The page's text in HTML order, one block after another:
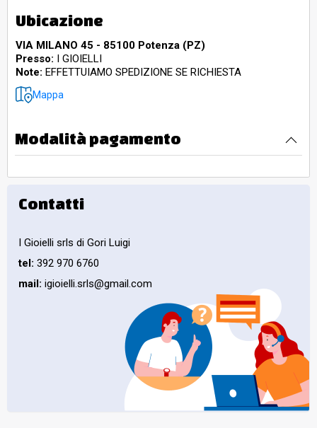
Ubicazione
VIA MILANO 45 - 85100 Potenza (PZ)
Presso: I GIOIELLI
Note: EFFETTUIAMO SPEDIZIONE SE RICHIESTA
Mappa
Modalità pagamento
Contatti
I Gioielli srls di Gori Luigi
tel: 392 970 6760
mail: igioielli.srls@gmail.com